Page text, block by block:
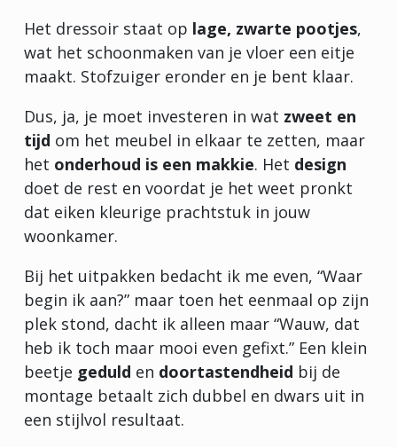
Het dressoir staat op lage, zwarte pootjes,
wat het schoonmaken van je vloer een eitje
maakt. Stofzuiger eronder en je bent klaar.
Dus, ja, je moet investeren in wat zweet en
tijd om het meubel in elkaar te zetten, maar
het onderhoud is een makkie. Het design
doet de rest en voordat je het weet pronkt
dat eiken kleurige prachtstuk in jouw
woonkamer.
Bij het uitpakken bedacht ik me even, “Waar
begin ik aan?” maar toen het eenmaal op zijn
plek stond, dacht ik alleen maar “Wauw, dat
heb ik toch maar mooi even gefixt.” Een klein
beetje geduld en doortastendheid bij de
montage betaalt zich dubbel en dwars uit in
een stijlvol resultaat.